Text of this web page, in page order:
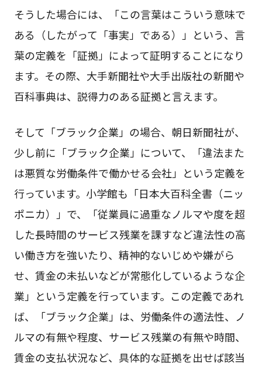
そうした場合には、「この言葉はこういう意味で
ある（したがって「事実」である）」という、言
葉の定義を「証拠」によって証明することになり
ます。その際、大手新聞社や大手出版社の新聞や
百科事典は、説得力のある証拠と言えます。
そして「ブラック企業」の場合、朝日新聞社が、
少し前に「ブラック企業」について、「違法また
は悪質な労働条件で働かせる会社」という定義を
行っています。小学館も「日本大百科全書（ニッ
ポニカ）」で、「従業員に過重なノルマや度を超
した長時間のサービス残業を課すなど違法性の高
い働き方を強いたり、精神的ないじめや嫌がら
せ、賃金の未払いなどが常態化しているような企
業」という定義を行っています。この定義であれ
ば、「ブラック企業」は、労働条件の適法性、ノ
ルマの有無や程度、サービス残業の有無や時間、
賃金の支払状況など、具体的な証拠を出せば該当